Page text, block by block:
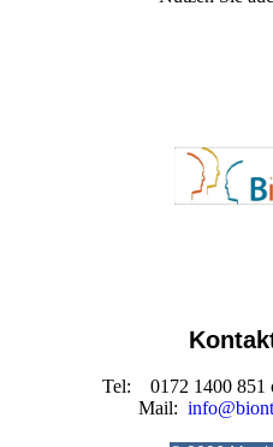
Tel: 0172 1400 851
Mail: